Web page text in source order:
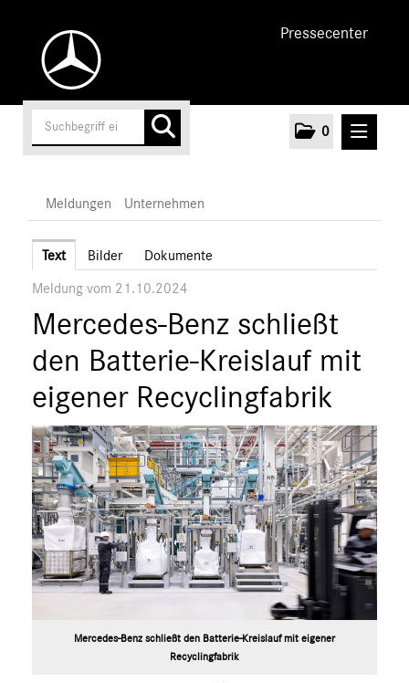
Pressecenter
0
Unternehmen
Marken & Produkte
MEDIA
ÜBER UNS
ANSPRECHPARTNER
Meldungen Unternehmen
Text Bilder Dokumente
Meldung vom 21.10.2024
Mercedes-Benz schließt
den Batterie-Kreislauf mit
eigener Recyclingfabrik
Mercedes-Benz schließt den Batterie-Kreislauf mit eigener
Recyclingfabrik